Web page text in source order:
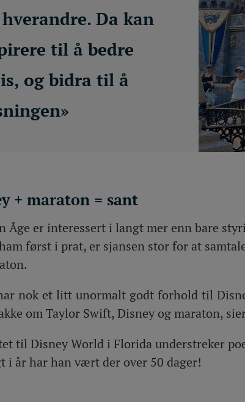
Da kan
til å bedre
og bidra til å
+ maraton = sant
Åge er interessert i langt mer enn bare
først i prat, er sjansen stor for at
nok et litt unormalt godt forhold til
om Taylor Swift, Disney og maraton,
til Disney World i Florida understreker
i år har han vært der over 50 dager!